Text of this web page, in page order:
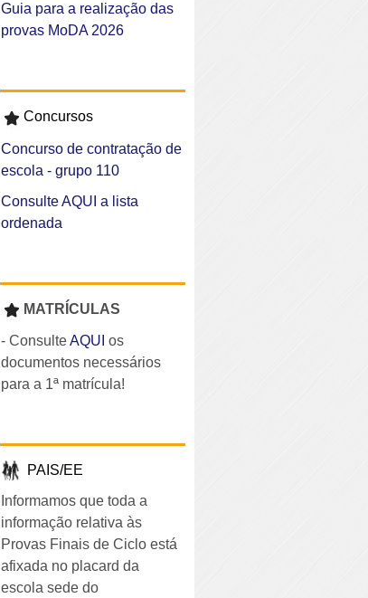
Guia para a realização das
provas MoDA 2026
Concursos
Concurso de contratação de
escola - grupo 110
Consulte AQUI a lista
ordenada
MATRÍCULAS
- ConsulteAQUI os
documentos necessários
para a 1ª matrícula!
PAIS/EE
Informamos que toda a
informação relativa às
Provas Finais de Ciclo está
afixada no placard da
escola sede do